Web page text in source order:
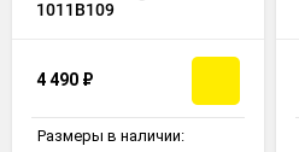
1011B109
4 490 ₽
Размеры в наличии: